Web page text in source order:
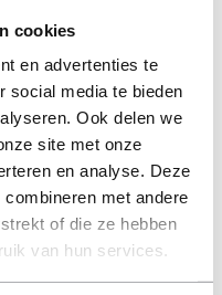
cookies
en advertenties te
social media te bieden
Ook delen we
site met onze
en analyse. Deze
met andere
of die ze hebben
van hun services.
carefully and contact